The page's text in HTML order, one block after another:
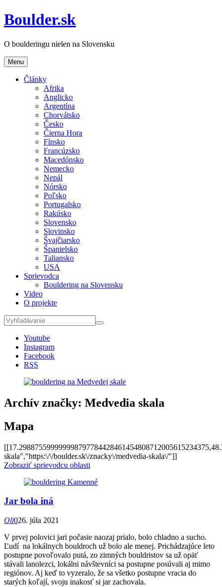
Boulder.sk
O boulderingu nielen na Slovensku
Menu
Články
Afrika
Anglicko
Argentína
Chorvátsko
Česko
Čierna Hora
Fínsko
Francúzsko
Macedónsko
Nemecko
Nepál
Nórsko
Poľsko
Portugalsko
Rakúsko
Slovensko
Slovinsko
Švajčiarsko
Španielsko
Taliansko
USA
Sprievodca
Bouldering na Slovensku
Video
O projekte
Youtube
Instagram
Facebook
RSS
Archív značky: Medvedia skala
Mapa
skala","https:\/\/boulder.sk\/znacky\/medvedia-skala\/"]]
Zobraziť sprievodcu oblasti
Jar bola iná
Oli026. júla 2021
V prvej polovici jari počasie naozaj prialo, bolo chladno a sucho.
Ľudí na lokálnych bouldroch už bolo ale menej. Prichádzajúce leto
postupne povoľovalo putá, zo zimných bouldristov sa už opäť
stávali lanolezci, lokálni návštevníci sa postupne posúvali aj mimo
regiónov. Aj keď to vyzeralo, že sa všetko postupne vracia do
starých koľají, svoju inakosť si jar zachovala.